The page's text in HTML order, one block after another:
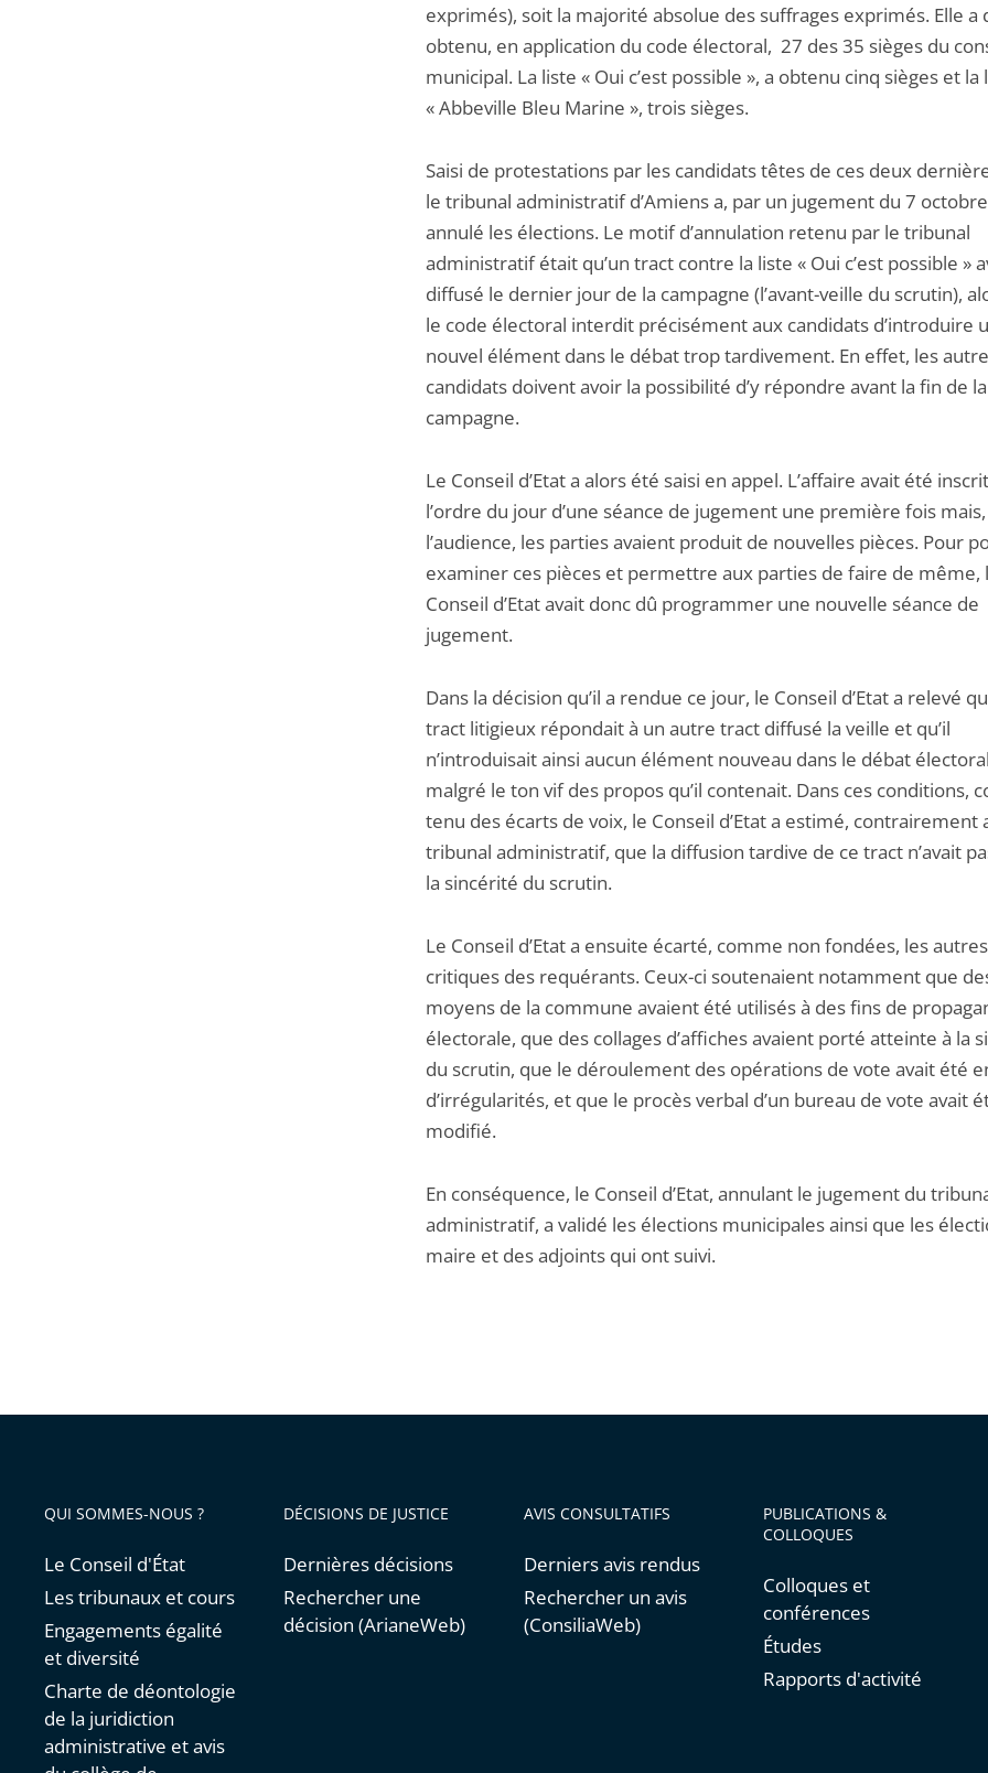
exprimés), soit la majorité absolue des suffrages exprimés. Elle a
obtenu, en application du code électoral, 27 des 35 sièges du
municipal. La liste « Oui c’est possible », a obtenu cinq sièges et la
« Abbeville Bleu Marine », trois sièges.
Saisi de protestations par les candidats têtes de ces deux
le tribunal administratif d’Amiens a, par un jugement du 7
annulé les élections. Le motif d’annulation retenu par le tribunal
administratif était qu’un tract contre la liste « Oui c’est possible »
diffusé le dernier jour de la campagne (l’avant-veille du scrutin),
le code électoral interdit précisément aux candidats d’introduire
nouvel élément dans le débat trop tardivement. En effet, les
candidats doivent avoir la possibilité d’y répondre avant la fin de la
campagne.
Le Conseil d’Etat a alors été saisi en appel. L’affaire avait été
l’ordre du jour d’une séance de jugement une première fois
l’audience, les parties avaient produit de nouvelles pièces. Pour
examiner ces pièces et permettre aux parties de faire de même,
Conseil d’Etat avait donc dû programmer une nouvelle séance de
jugement.
Dans la décision qu’il a rendue ce jour, le Conseil d’Etat a relevé
tract litigieux répondait à un autre tract diffusé la veille et qu’il
n’introduisait ainsi aucun élément nouveau dans le débat
malgré le ton vif des propos qu’il contenait. Dans ces conditions,
tenu des écarts de voix, le Conseil d’Etat a estimé, contrairement
tribunal administratif, que la diffusion tardive de ce tract n’avait
la sincérité du scrutin.
Le Conseil d’Etat a ensuite écarté, comme non fondées, les autres
critiques des requérants. Ceux-ci soutenaient notamment que
moyens de la commune avaient été utilisés à des fins de
électorale, que des collages d’affiches avaient porté atteinte à la
du scrutin, que le déroulement des opérations de vote avait été
d’irrégularités, et que le procès verbal d’un bureau de vote avait
modifié.
En conséquence, le Conseil d’Etat, annulant le jugement du
administratif, a validé les élections municipales ainsi que les
maire et des adjoints qui ont suivi.
QUI SOMMES-NOUS ?
Le Conseil d'État
Les tribunaux et cours
Engagements égalité
et diversité
Charte de déontologie
de la juridiction
administrative et avis
DÉCISIONS DE JUSTICE
Dernières décisions
Rechercher une
décision (ArianeWeb)
AVIS CONSULTATIFS
Derniers avis rendus
Rechercher un avis
(ConsiliaWeb)
PUBLICATIONS &
COLLOQUES
Colloques et
conférences
Études
Rapports d'activité